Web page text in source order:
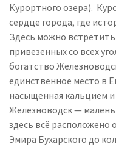
Курортного озера).
сердце города, где
Здесь можно
привезенных со всех
богатство
единственное место в
насыщенная кальцием и
Железноводск —
здесь всё
Эмира Бухарского до